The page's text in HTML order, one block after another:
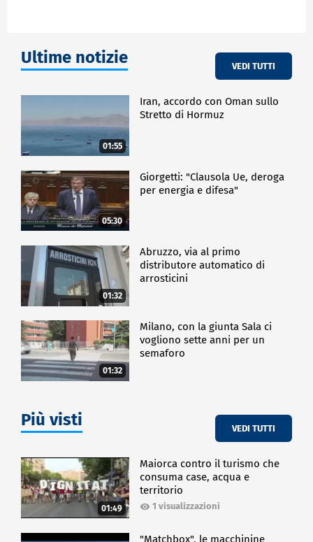
Ultime notizie VEDI TUTTI
01:55
Iran, accordo con Oman sullo
Stretto di Hormuz
05:30
Giorgetti: "Clausola Ue, deroga
per energia e difesa"
01:32
Abruzzo, via al primo
distributore automatico di
arrosticini
01:32
Milano, con la giunta Sala ci
vogliono sette anni per un
semaforo
Più visti VEDI TUTTI
01:49
Maiorca contro il turismo che
consuma case, acqua e
territorio
1 visualizzazioni
"Matchbox", le macchinine